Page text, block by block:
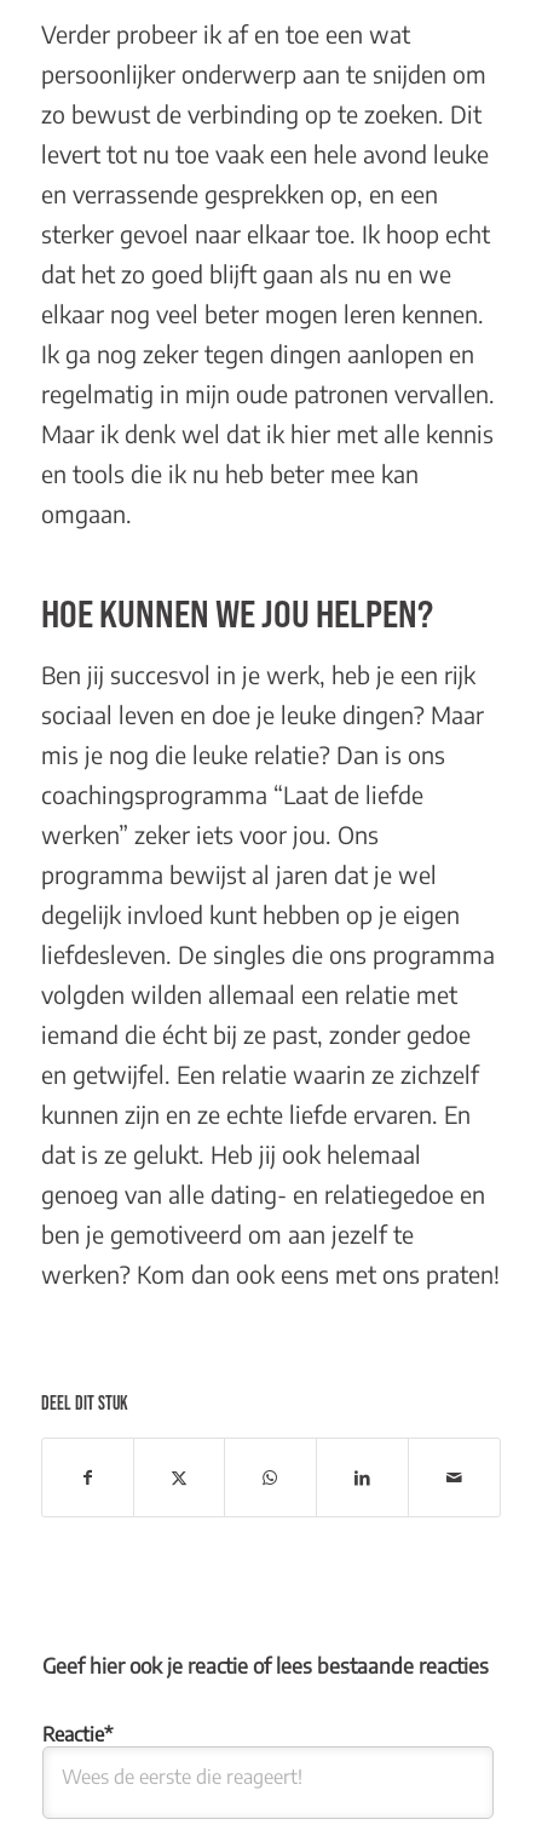
Verder probeer ik af en toe een wat
persoonlijker onderwerp aan te snijden om
zo bewust de verbinding op te zoeken. Dit
levert tot nu toe vaak een hele avond leuke
en verrassende gesprekken op, en een
sterker gevoel naar elkaar toe. Ik hoop echt
dat het zo goed blijft gaan als nu en we
elkaar nog veel beter mogen leren kennen.
Ik ga nog zeker tegen dingen aanlopen en
regelmatig in mijn oude patronen vervallen.
Maar ik denk wel dat ik hier met alle kennis
en tools die ik nu heb beter mee kan
omgaan.
HOE KUNNEN WE JOU HELPEN?
Ben jij succesvol in je werk, heb je een rijk
sociaal leven en doe je leuke dingen? Maar
mis je nog die leuke relatie? Dan is ons
coachingsprogramma “Laat de liefde
werken” zeker iets voor jou. Ons
programma bewijst al jaren dat je wel
degelijk invloed kunt hebben op je eigen
liefdesleven. De singles die ons programma
volgden wilden allemaal een relatie met
iemand die écht bij ze past, zonder gedoe
en getwijfel. Een relatie waarin ze zichzelf
kunnen zijn en ze echte liefde ervaren. En
dat is ze gelukt. Heb jij ook helemaal
genoeg van alle dating- en relatiegedoe en
ben je gemotiveerd om aan jezelf te
werken? Kom dan ook eens met ons praten!
DEEL DIT STUK
Geef hier ook je reactie of lees bestaande reacties